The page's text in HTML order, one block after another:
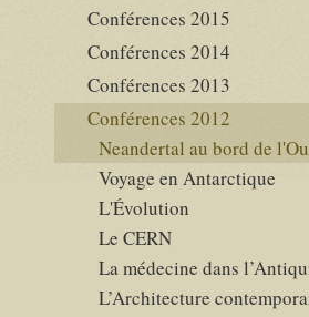
Conférences 2015
Conférences 2014
Conférences 2013
Conférences 2012
Neandertal au bord de
Voyage en Antarctique
L'Évolution
Le CERN
La médecine dans
L’Architecture